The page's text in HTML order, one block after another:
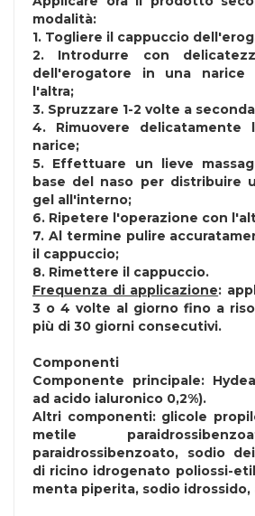
modalità:
1. Togliere il cappuccio
2. Introdurre con
dell'erogatore in una narice
l'altra;
3. Spruzzare 1-2 volte a
4. Rimuovere delicatamente
narice;
5. Effettuare un lieve
base del naso per distribuire
gel all'interno;
6. Ripetere l'operazione con
7. Al termine pulire
il cappuccio;
8. Rimettere il cappuccio.
Frequenza di applicazione:
3 o 4 volte al giorno fino a
più di 30 giorni consecutivi.
Componenti
Componente principale:
ad acido ialuronico 0,2%).
Altri componenti: glicole
metile
paraidrossibenzoato, sodio
di ricino idrogenato poliossi-
menta piperita, sodio